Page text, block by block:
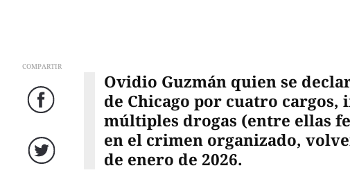
COMPARTIR
Facebook
Twitter
Ovidio Guzmán quien se
de Chicago por cuatro
múltiples drogas (entre ellas
en el crimen organizado,
de enero de 2026.